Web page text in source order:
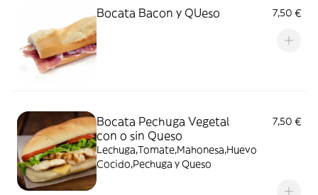
Bocata Bacon y QUeso 7,50 €
Bocata Pechuga Vegetal
con o sin Queso
7,50 €
Lechuga,Tomate,Mahonesa,Huevo
Cocido,Pechuga y Queso